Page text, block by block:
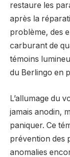
restaure les
après la
problème, des
carburant de
témoins
du Berlingo en
L’allumage du
jamais anodin,
paniquer. Ce
prévention des
anomalies